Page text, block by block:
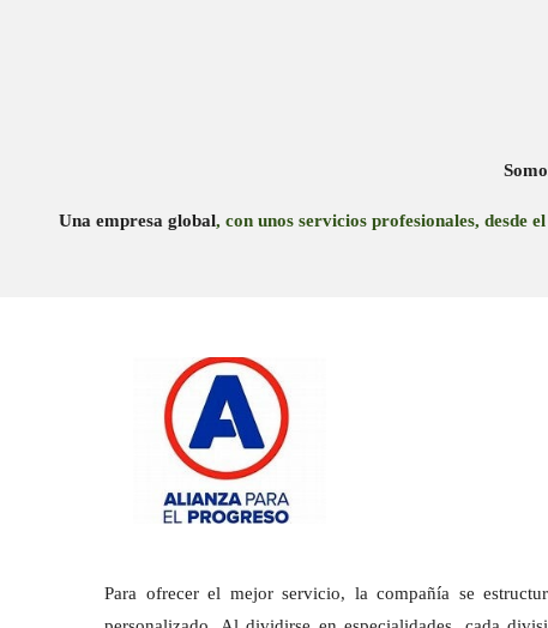
Una empresa global, con unos servicios profesionales, desde
Para ofrecer el mejor servicio, la compañía se